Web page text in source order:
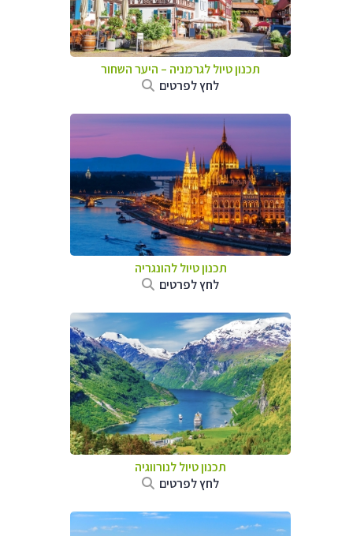
תכנון טיול לגרמניה – היער השחור
לחץ לפרטים
תכנון טיול להונגריה
לחץ לפרטים
תכנון טיול לנורווגיה
לחץ לפרטים